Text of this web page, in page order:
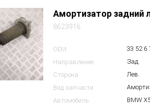
Амортизатор задний
8623916
OEM
33 52 6
Направление
Зад.
Сторона
Лев.
Вид запчасти
Автомобиль
BMW